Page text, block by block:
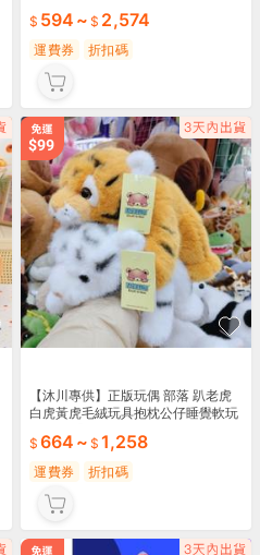
594 ~ 2,574
運費券 折扣碼
【沐川專供】正版玩偶 部落 趴老虎
白虎黃虎毛絨玩具抱枕公仔睡覺軟玩
664 ~ 1,258
運費券 折扣碼